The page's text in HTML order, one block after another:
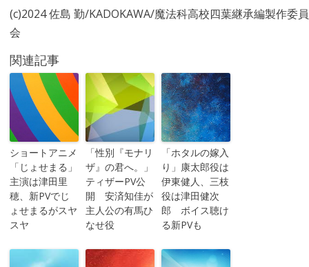
(c)2024 佐島 勤/KADOKAWA/魔法科⾼校四葉継承編製作委員
会
関連記事
ショートアニメ
「じょせまる」
主演は津田里
穂、新PVでじ
ょせまるがスヤ
スヤ
「性別『モナリ
ザ』の君へ。」
ティザーPV公
開 安済知佳が
主人公の有馬ひ
なせ役
「ホタルの嫁入
り」康太郎役は
伊東健人、三枝
役は津田健次
郎 ボイス聴け
る新PVも